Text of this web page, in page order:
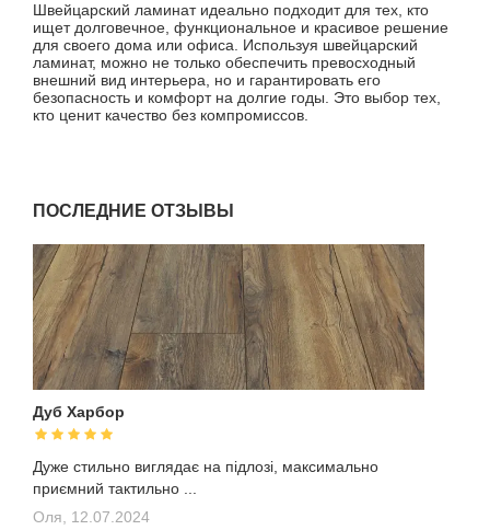
Швейцарский ламинат идеально подходит для тех, кто
ищет долговечное, функциональное и красивое решение
для своего дома или офиса. Используя швейцарский
ламинат, можно не только обеспечить превосходный
внешний вид интерьера, но и гарантировать его
безопасность и комфорт на долгие годы. Это выбор тех,
кто ценит качество без компромиссов.
ПОСЛЕДНИЕ ОТЗЫВЫ
Дуб Харбор
Дуже стильно виглядає на підлозі, максимально
приємний тактильно ...
Оля, 12.07.2024